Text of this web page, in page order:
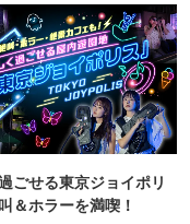
ごせる東京ジョイポリ
＆ホラーを満喫！